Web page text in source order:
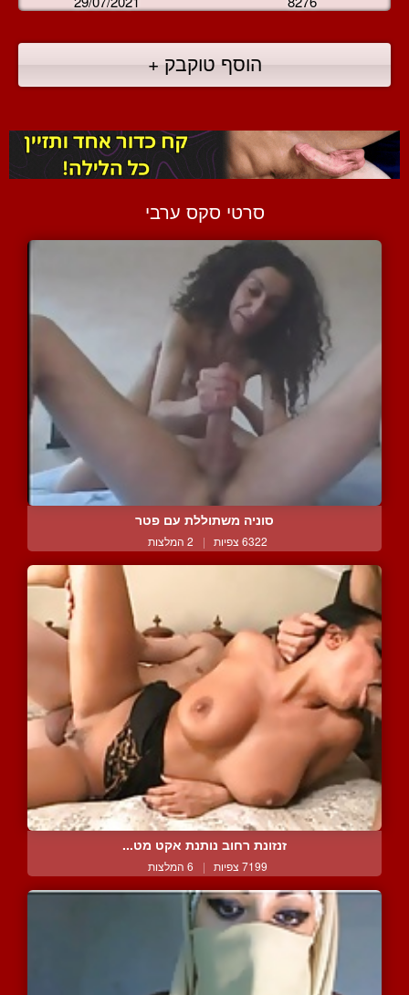
הוסף טוקבק +
סרטי סקס ערבי
סוניה משתוללת עם פטר
6322 צפיות | 2 המלצות
זנזונת רחוב נותנת אקט מט...
7199 צפיות | 6 המלצות